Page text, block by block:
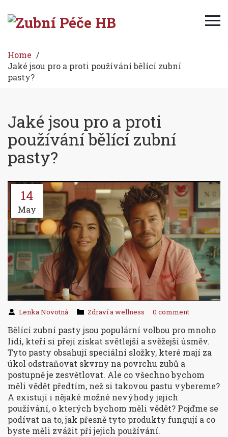
Home
Jaké jsou pro a proti používání bělící zubní
pasty?
Jaké jsou pro a proti
používání bělící zubní
pasty?
14
May
Lenka Novotná Zdraví a wellness 0 comment
Bělící zubní pasty jsou populární volbou pro mnoho
lidí, kteří si přejí získat světlejší a svěžejší úsměv.
Tyto pasty obsahují speciální složky, které mají za
úkol odstraňovat skvrny na povrchu zubů a
postupně je zesvětlovat. Ale co všechno bychom
měli vědět předtím, než si takovou pastu vybereme?
A existují i nějaké možné nevýhody jejich
používání, o kterých bychom měli vědět? Pojďme se
podívat na to, jak přesně tyto produkty fungují a co
byste měli zvážit při jejich používání.